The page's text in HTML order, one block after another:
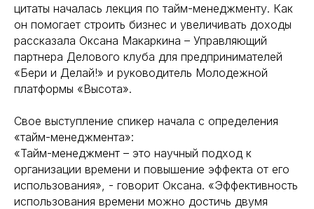
цитаты началась лекция по тайм-менеджменту. Как
он помогает строить бизнес и увеличивать доходы
рассказала Оксана Макаркина – Управляющий
партнера Делового клуба для предпринимателей
«Бери и Делай!» и руководитель Молодежной
платформы «Высота».
Свое выступление спикер начала с определения
«тайм-менеджмента»:
«Тайм-менеджмент – это научный подход к
организации времени и повышение эффекта от его
использования», - говорит Оксана. «Эффективность
использования времени можно достичь двумя